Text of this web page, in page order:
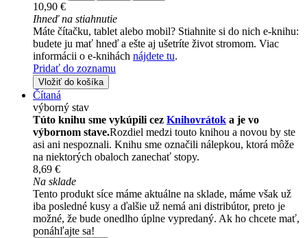
10,90 €
Ihneď na stiahnutie
Máte čítačku, tablet alebo mobil? Stiahnite si do nich e-knihu:
budete ju mať hneď a ešte aj ušetríte život stromom. Viac
informácii o e-knihách nájdete tu.
Pridať do zoznamu
Vložiť do košíka
Čítaná
výborný stav
Túto knihu sme vykúpili cez Knihovrátok a je vo
výbornom stave.Rozdiel medzi touto knihou a novou by ste
asi ani nespoznali. Knihu sme označili nálepkou, ktorá môže
na niektorých obaloch zanechať stopy.
8,69 €
Na sklade
Tento produkt síce máme aktuálne na sklade, máme však už
iba posledné kusy a ďalšie už nemá ani distribútor, preto je
možné, že bude onedlho úplne vypredaný. Ak ho chcete mať,
ponáhľajte sa!